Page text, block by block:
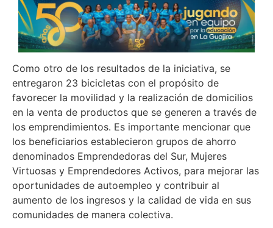
Como otro de los resultados de la iniciativa, se
entregaron 23 bicicletas con el propósito de
favorecer la movilidad y la realización de domicilios
en la venta de productos que se generen a través de
los emprendimientos. Es importante mencionar que
los beneficiarios establecieron grupos de ahorro
denominados Emprendedoras del Sur, Mujeres
Virtuosas y Emprendedores Activos, para mejorar las
oportunidades de autoempleo y contribuir al
aumento de los ingresos y la calidad de vida en sus
comunidades de manera colectiva.